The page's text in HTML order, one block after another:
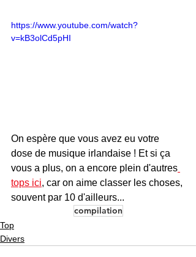
https://www.youtube.com/watch?
v=kB3olCd5pHI
On espère que vous avez eu votre
dose de musique irlandaise ! Et si ça
vous a plus, on a encore plein d'autres
tops ici, car on aime classer les choses,
souvent par 10 d'ailleurs...
compilation
Top
Divers